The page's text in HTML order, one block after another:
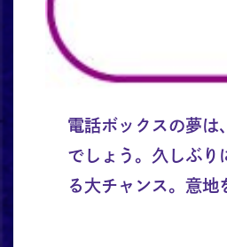
電話ボックスの夢は
でしょう。久しぶり
る大チャンス。意地